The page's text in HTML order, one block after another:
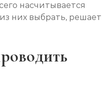
насчитывается
них выбрать, решает